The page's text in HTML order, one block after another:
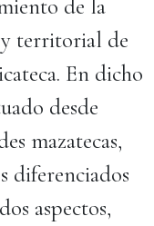
de la
territorial de
En dicho
desde
mazatecas,
diferenciados
aspectos,